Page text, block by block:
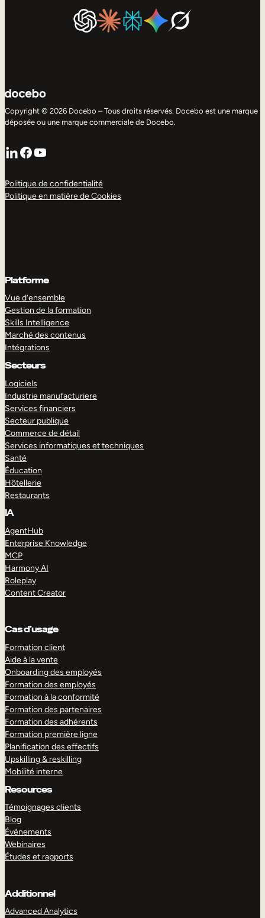
Copyright © 2026 Docebo – Tous droits réservés. Docebo est une marque
déposée ou une marque commerciale de Docebo.
LinkedIn
Facebook
YouTube
Politique de confidentialité
Politique en matière de Cookies
Platforme
Vue d’ensemble
Gestion de la formation
Skills Intelligence
Marché des contenus
Intégrations
Secteurs
Logiciels
Industrie manufacturiere
Services financiers
Secteur publique
Commerce de détail
Services informatiques et techniques
Santé
Éducation
Hôtellerie
Restaurants
IA
AgentHub
Enterprise Knowledge
MCP
Harmony AI
Roleplay
Content Creator
Cas d’usage
Formation client
Aide à la vente
Onboarding des employés
Formation des employés
Formation à la conformité
Formation des partenaires
Formation des adhérents
Formation première ligne
Planification des effectifs
Upskilling & reskilling
Mobilité interne
Resources
Témoignages clients
Blog
Événements
Webinaires
Études et rapports
Additionnel
Advanced Analytics